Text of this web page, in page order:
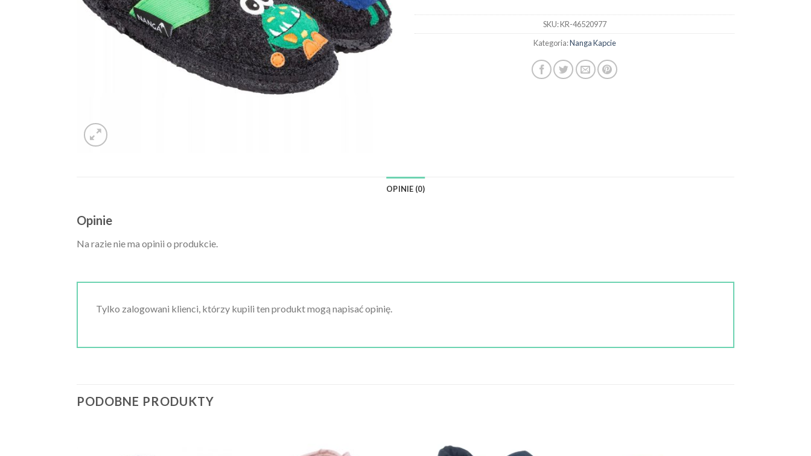
SKU:KR-46520977
Kategoria:Nanga Kapcie
OPINIE (0)
Opinie
Na razie nie ma opinii o produkcie.
Tylko zalogowani klienci, którzy kupili ten produkt mogą napisać opinię.
PODOBNE PRODUKTY